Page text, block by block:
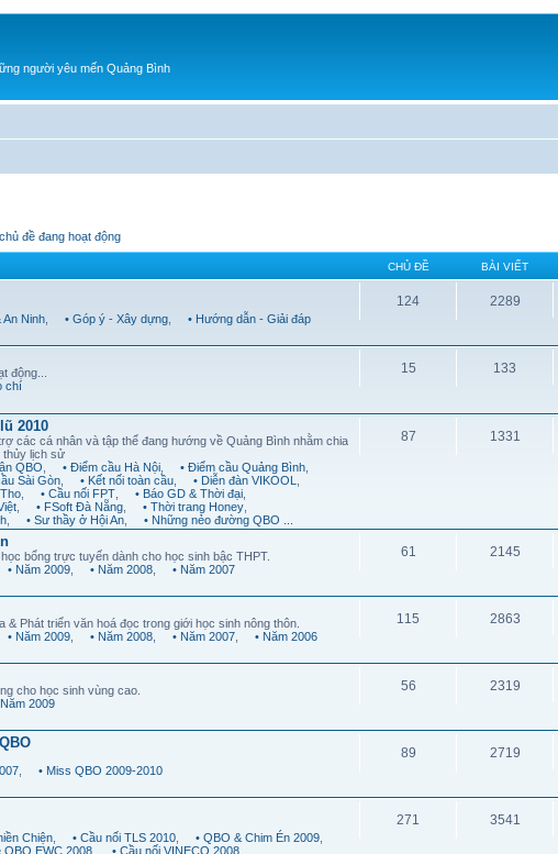
người yêu mến Quảng Bình
đề đang hoạt động
CHỦ ĐỀ BÀI VIẾT
An Ninh • Góp ý - Xây dựng • Hướng dẫn - Giải đáp
124 2289
động...
chí
15 133
2010
các cá nhân và tập thể đang hướng về Quảng Bình nhằm chia
thủy lịch sử
QBO • Điểm cầu Hà Nội • Điểm cầu Quảng Bình
Sài Gòn • Kết nối toàn cầu • Diễn đàn VIKOOL
• Cầu nối FPT • Báo GD & Thời đại
• FSoft Đà Nẵng • Thời trang Honey
• Sư thầy ở Hội An • Những nẻo đường QBO ...
87 1331
bổng trực tuyến dành cho học sinh bậc THPT.
• Năm 2009 • Năm 2008 • Năm 2007
61 2145
Phát triển văn hoá đọc trong giới học sinh nông thôn.
• Năm 2009 • Năm 2008 • Năm 2007 • Năm 2006
115 2863
cho học sinh vùng cao.
Năm 2009
56 2319
• Miss QBO 2009-2010
89 2719
Chiện • Cầu nối TLS 2010 • QBO & Chim Én 2009
QBO EWC 2008 • Cầu nối VINECO 2008
271 3541